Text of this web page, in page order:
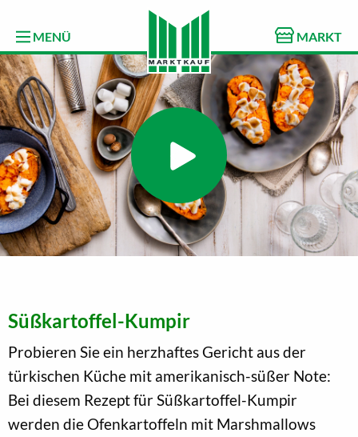
MENÜ MARKT
Süßkartoffel-Kumpir
Probieren Sie ein herzhaftes Gericht aus der
türkischen Küche mit amerikanisch-süßer Note:
Bei diesem Rezept für Süßkartoffel-Kumpir
werden die Ofenkartoffeln mit Marshmallows